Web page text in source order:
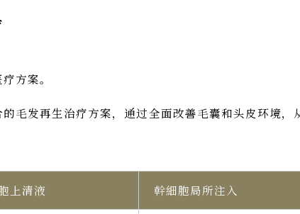
方案。
毛发再生治疗方案，通过全面改善毛囊和头皮环境，
上清液 幹細胞局所注入